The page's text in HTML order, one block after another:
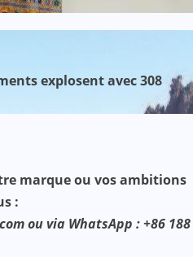
explosent avec 308
marque ou vos ambitions
:
ou via WhatsApp : +86 188